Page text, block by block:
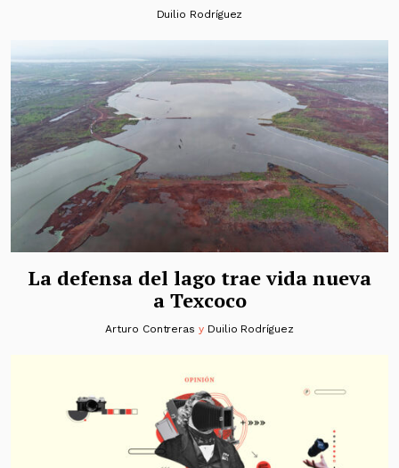
Duilio Rodríguez
La defensa del lago trae vida nueva
a Texcoco
Arturo Contreras y Duilio Rodríguez